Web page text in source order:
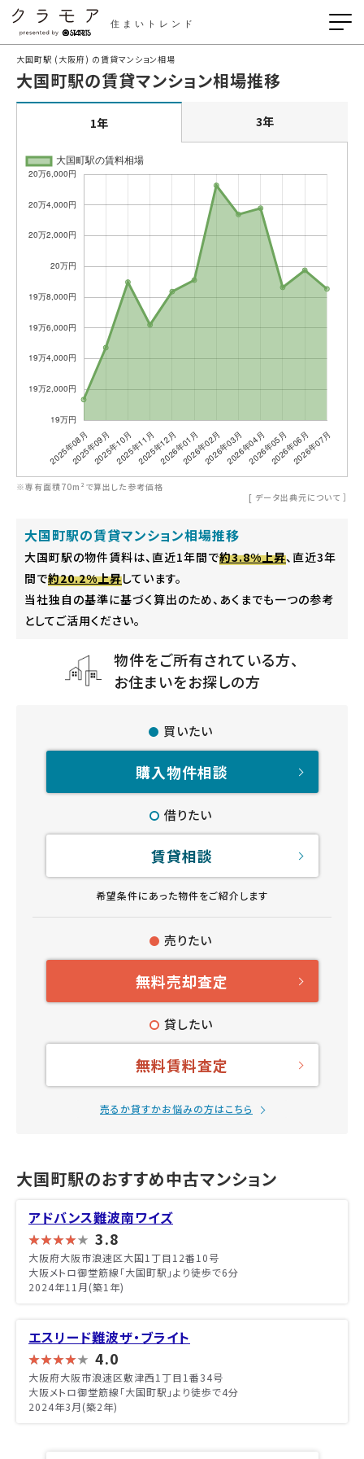
住まいトレンド
大国町駅 (大阪府) の賃貸マンション相場
大国町駅の賃貸マンション相場推移
1年 3年
※専有面積70m²で算出した参考価格
[ データ出典元について ］
大国町駅の賃貸マンション相場推移
大国町駅の物件賃料は、直近1年間で約3.8%上昇、直近3年
間で約20.2%上昇しています。
当社独自の基準に基づく算出のため、あくまでも一つの参考
としてご活用ください。
物件をご所有されている方、
お住まいをお探しの方
買いたい
購入物件相談
借りたい
賃貸相談
希望条件にあった物件をご紹介します
売りたい
無料売却査定
貸したい
無料賃料査定
売るか貸すかお悩みの方はこちら
大国町駅のおすすめ中古マンション
アドバンス難波南ワイズ
3.8
大阪府大阪市浪速区大国1丁目12番10号
大阪メトロ御堂筋線「大国町駅」より徒歩で6分
2024年11月(築1年)
エスリード難波ザ・ブライト
4.0
大阪府大阪市浪速区敷津西1丁目1番34号
大阪メトロ御堂筋線「大国町駅」より徒歩で4分
2024年3月(築2年)